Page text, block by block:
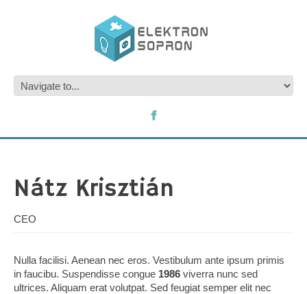
Nátz Krisztián
CEO
Nulla facilisi. Aenean nec eros. Vestibulum ante ipsum primis
in faucibu. Suspendisse congue 1986 viverra nunc sed
ultrices. Aliquam erat volutpat. Sed feugiat semper elit nec